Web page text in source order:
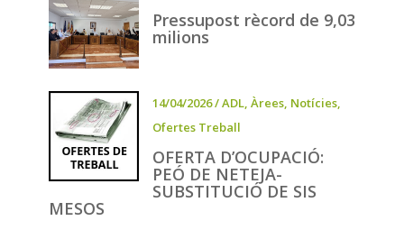
Pressupost rècord de 9,03
milions
14/04/2026/ADL, Àrees, Notícies,
Ofertes Treball
OFERTA D’OCUPACIÓ:
PEÓ DE NETEJA-
SUBSTITUCIÓ DE SIS
MESOS